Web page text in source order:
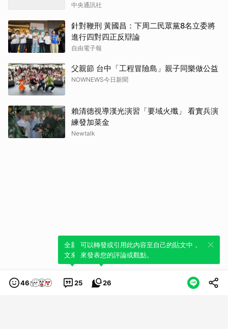
中央通訊社
針對鞭刑 黃國昌：下周二民眾黨8名立委將
進行四對四正反辯論
自由電子報
父親節 台中「工程冒險島」親子同樂做公益
NOWNEWS今日新聞
賴清德視導漢光演習「要域火殲」 看實兵演
練發加菜金
Newtalk
46 25
全新體驗！一鍵引用此內容，透過發布貼
文來輕鬆表達個人立場。
26
可以轉發或引用此內容至自己的貼文中，
來發表您的評論或觀點。